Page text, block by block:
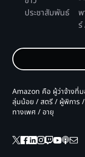
ประชาสัมพันธ์
พ
ร์
Amazon คือ ผู้ว่าจ้างที่ม
ลุ่มน้อย / สตรี / ผู้พิการ
ทางเพศ / อายุ